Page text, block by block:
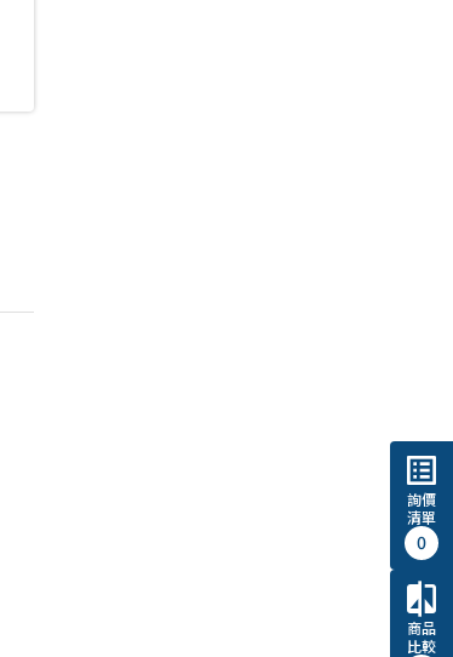
list_alt
詢價
清單
0
compare
商品
比較